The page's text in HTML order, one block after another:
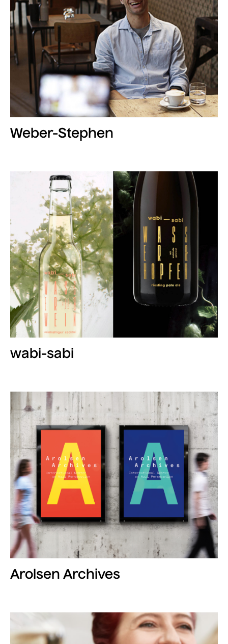
Weber-Stephen
wabi-sabi
Arolsen Archives